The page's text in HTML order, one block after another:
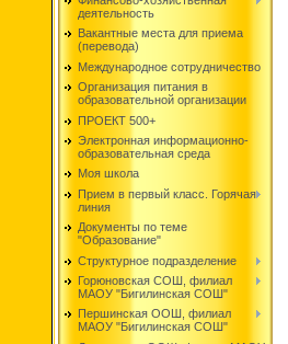
деятельность
Вакантные места для приема
(перевода)
Международное сотрудничество
Организация питания в
образовательной организации
ПРОЕКТ 500+
Электронная информационно-
образовательная среда
Моя школа
Прием в первый класс. Горячая
линия
Документы по теме
"Образование"
Структурное подразделение
Горюновская СОШ, филиал
МАОУ "Бигилинская СОШ"
Першинская ООШ, филиал
МАОУ "Бигилинская СОШ"